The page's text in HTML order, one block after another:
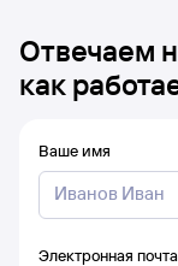
Отвечаем
как
Ваше имя
Электронная почта